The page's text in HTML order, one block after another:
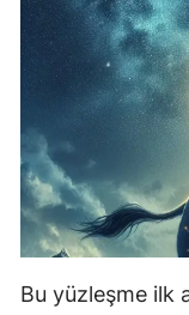
Bu yüzleşme ilk